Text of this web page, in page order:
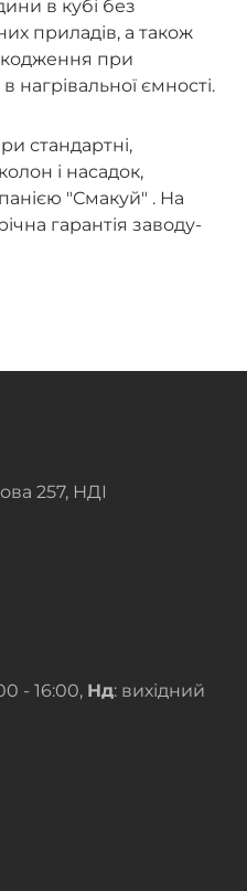
в кубі без
приладів, а також
при
нагрівальної ємності.
стандартні,
і насадок,
"Смакуй" . На
гарантія заводу-
257, НДІ
- 16:00, Нд: вихідний